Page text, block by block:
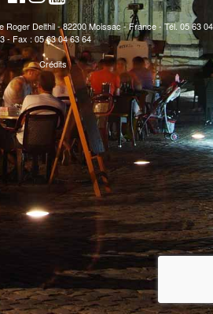
Delthil - 82200 Moissac - France - Tél. 05 63 04
- Fax : 05 63 04 63 64
Crédits